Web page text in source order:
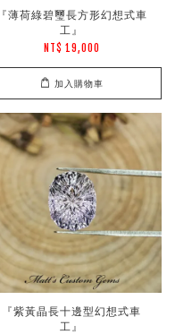
『薄荷綠碧璽長方形幻想式車
工』
NT$ 19,000
加入購物車
『紫黃晶長十邊型幻想式車
工』